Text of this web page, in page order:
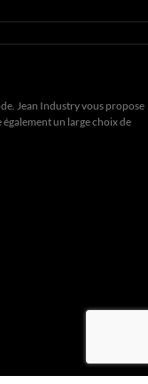
Jean Industry vous propose
un large choix de